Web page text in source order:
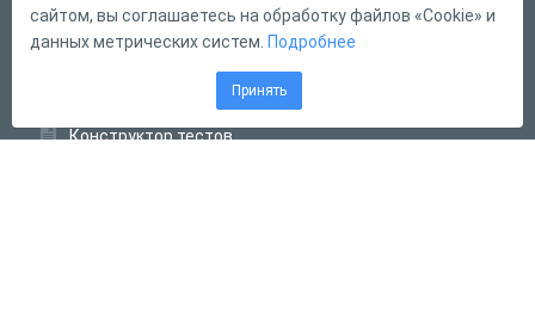
Форма обратной связи
Конструктор тестов
сайтом, вы соглашаетесь на обработку файлов «Cookie» и
данных метрических систем. Подробнее
Принять